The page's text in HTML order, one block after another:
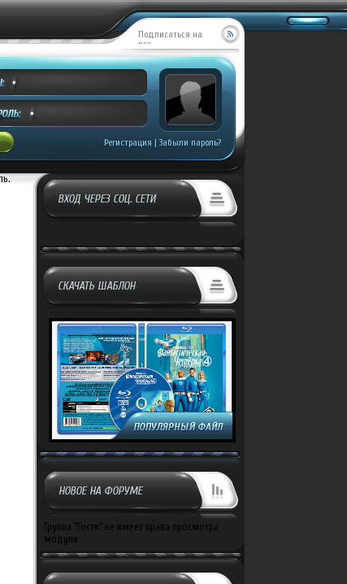
Подписаться на
RSS
CREEK ENTE...
Covrik
499
Регистрация | Забыли пароль?
ВХОД ЧЕРЕЗ СОЦ. СЕТИ
СКАЧАТЬ ШАБЛОН
НОВОЕ НА ФОРУМЕ
Группа "Гости" не имеет права просмотра
модуля